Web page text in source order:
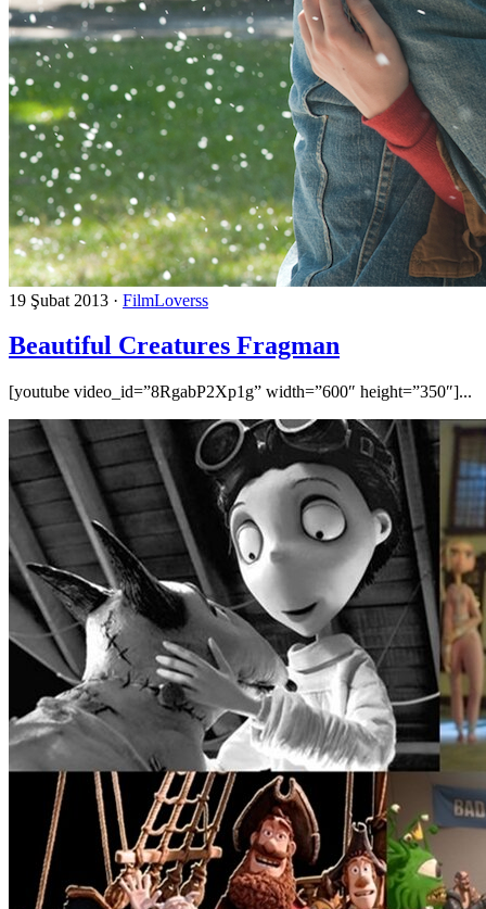
19 Şubat 2013 · FilmLoverss
Beautiful Creatures Fragman
[youtube video_id=”8RgabP2Xp1g” width=”600″ height=”350″]...